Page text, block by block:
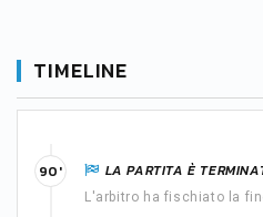
TIMELINE
LA PARTITA È
L'arbitro ha fischiato la
90'